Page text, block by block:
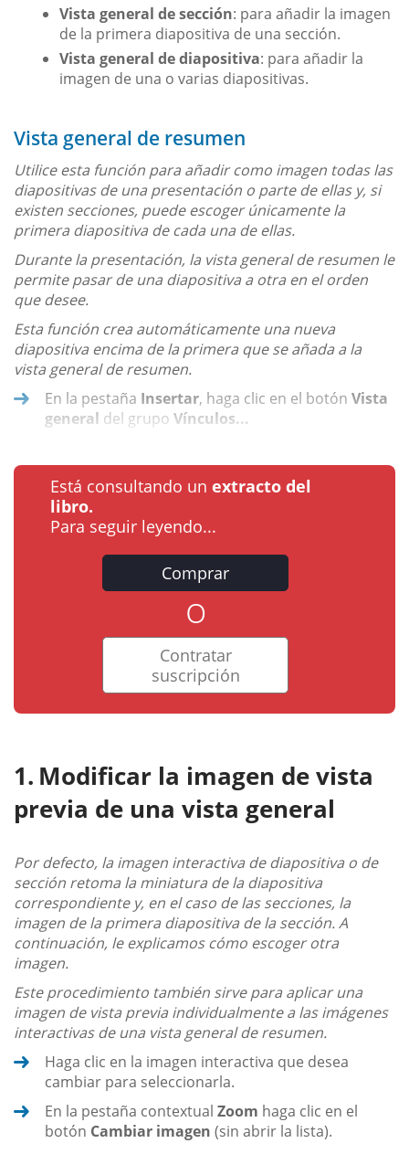
Vista general de sección: para añadir la imagen
de la primera diapositiva de una sección.
Vista general de diapositiva: para añadir la
imagen de una o varias diapositivas.
Vista general de resumen
Utilice esta función para añadir como imagen todas las
diapositivas de una presentación o parte de ellas y, si
existen secciones, puede escoger únicamente la
primera diapositiva de cada una de ellas.
Durante la presentación, la vista general de resumen le
permite pasar de una diapositiva a otra en el orden
que desee.
Esta función crea automáticamente una nueva
diapositiva encima de la primera que se añada a la
vista general de resumen.
En la pestaña Insertar, haga clic en el botón Vista
general del grupo Vínculos...
Está consultando un extracto del
libro.
Para seguir leyendo...
Comprar
o
Contratar
suscripción
Modificar la imagen de vista
previa de una vista general
Por defecto, la imagen interactiva de diapositiva o de
sección retoma la miniatura de la diapositiva
correspondiente y, en el caso de las secciones, la
imagen de la primera diapositiva de la sección. A
continuación, le explicamos cómo escoger otra
imagen.
Este procedimiento también sirve para aplicar una
imagen de vista previa individualmente a las imágenes
interactivas de una vista general de resumen.
Haga clic en la imagen interactiva que desea
cambiar para seleccionarla.
En la pestaña contextual Zoom haga clic en el
botón Cambiar imagen (sin abrir la lista).